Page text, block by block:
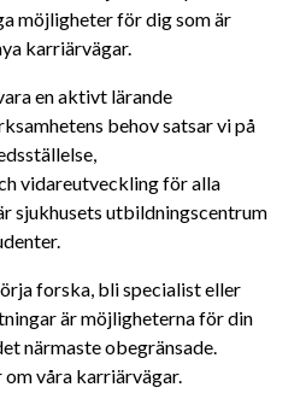
möjligheter för dig som är
karriärvägar.
en aktivt lärande
behov satsar vi på
vidareutveckling för alla
sjukhusets utbildningscentrum
forska, bli specialist eller
är möjligheterna för din
närmaste obegränsade.
våra karriärvägar.